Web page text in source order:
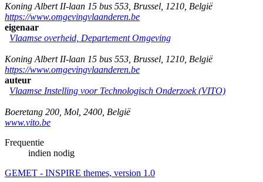
Koning Albert II-laan 15 bus 553 Brussel 1210 België
https://www.omgevingvlaanderen.be
eigenaar
Vlaamse overheid, Departement Omgeving
Koning Albert II-laan 15 bus 553 Brussel 1210 België
https://www.omgevingvlaanderen.be
auteur
Vlaamse Instelling voor Technologisch Onderzoek (VITO)
Boeretang 200 Mol 2400 België
www.vito.be
Frequentie
indien nodig
GEMET - INSPIRE themes, version 1.0